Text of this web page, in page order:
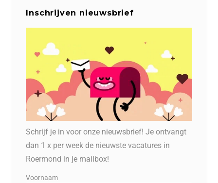
Inschrijven nieuwsbrief
Schrijf je in voor onze nieuwsbrief! Je ontvangt
dan 1 x per week de nieuwste vacatures in
Roermond in je mailbox!
Voornaam